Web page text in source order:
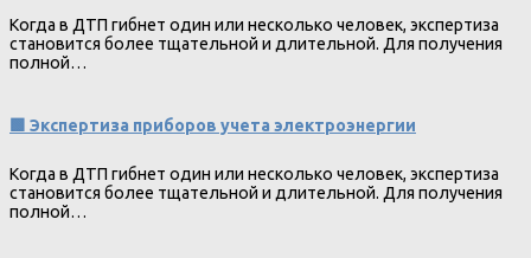
Когда в ДТП гибнет один или несколько человек, экспертиза
становится более тщательной и длительной. Для получения
полной…
🟩 Экспертиза приборов учета электроэнергии
Когда в ДТП гибнет один или несколько человек, экспертиза
становится более тщательной и длительной. Для получения
полной…